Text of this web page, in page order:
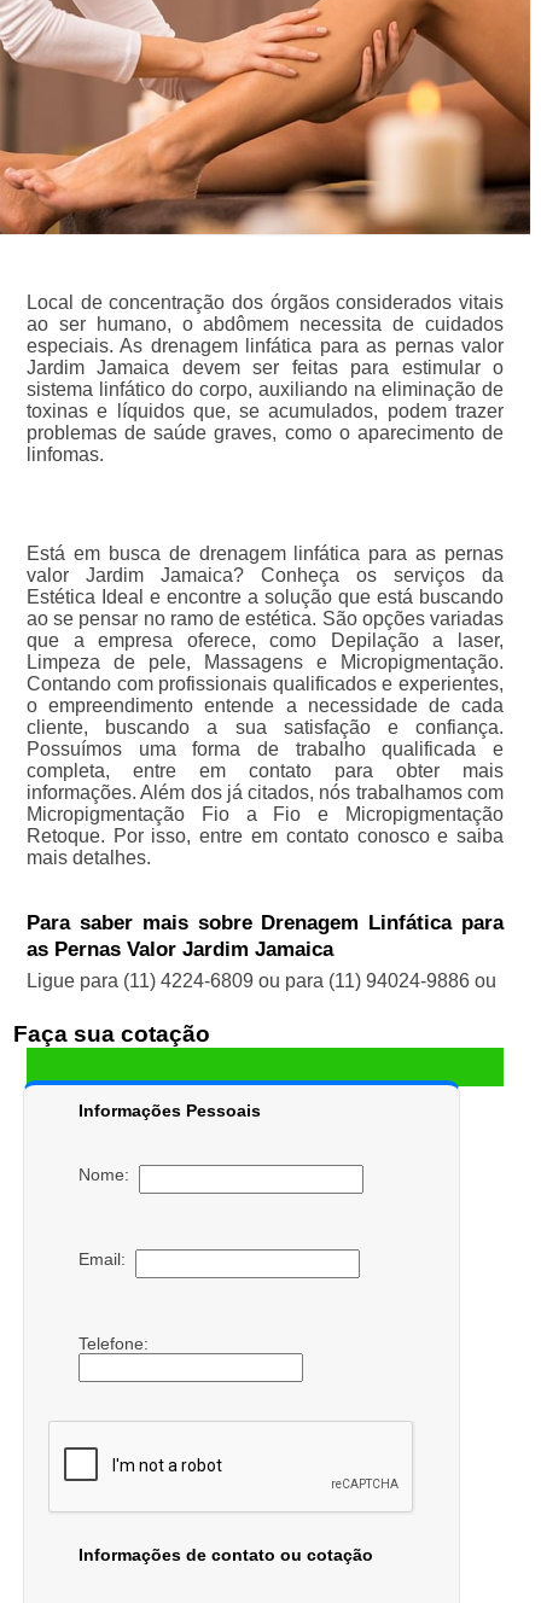
Local de concentração dos órgãos considerados vitais
ao ser humano, o abdômem necessita de cuidados
especiais. As drenagem linfática para as pernas valor
Jardim Jamaica devem ser feitas para estimular o
sistema linfático do corpo, auxiliando na eliminação de
toxinas e líquidos que, se acumulados, podem trazer
problemas de saúde graves, como o aparecimento de
linfomas.
Está em busca de drenagem linfática para as pernas
valor Jardim Jamaica? Conheça os serviços da
Estética Ideal e encontre a solução que está buscando
ao se pensar no ramo de estética. São opções variadas
que a empresa oferece, como Depilação a laser,
Limpeza de pele, Massagens e Micropigmentação.
Contando com profissionais qualificados e experientes,
o empreendimento entende a necessidade de cada
cliente, buscando a sua satisfação e confiança.
Possuímos uma forma de trabalho qualificada e
completa, entre em contato para obter mais
informações. Além dos já citados, nós trabalhamos com
Micropigmentação Fio a Fio e Micropigmentação
Retoque. Por isso, entre em contato conosco e saiba
mais detalhes.
Para saber mais sobre Drenagem Linfática para
as Pernas Valor Jardim Jamaica
Ligue para (11) 4224-6809 ou para (11) 94024-9886ou
Faça sua cotação
Informações Pessoais
Nome:
Email:
Telefone:
Informações de contato ou cotação